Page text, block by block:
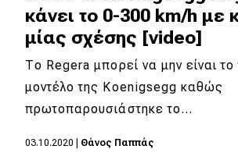
Αγώνες
Formula 1
WRC
Motorsport
κάνει το 0-300 km/h με
μίας σχέσης [video]
Το Regera μπορεί να μην είναι το
μοντέλο της Koenigsegg καθώς
πρωτοπαρουσιάστηκε το…
03.10.2020 Θάνος Παππάς